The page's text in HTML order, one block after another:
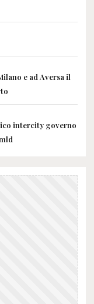
e ad Aversa il
intercity governo